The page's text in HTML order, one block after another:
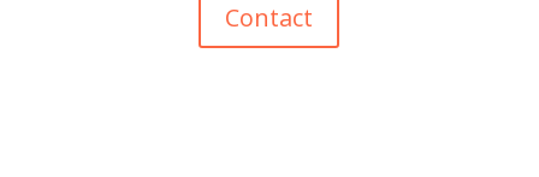
Contact